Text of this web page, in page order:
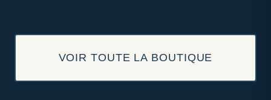
VOIR TOUTE LA BOUTIQUE